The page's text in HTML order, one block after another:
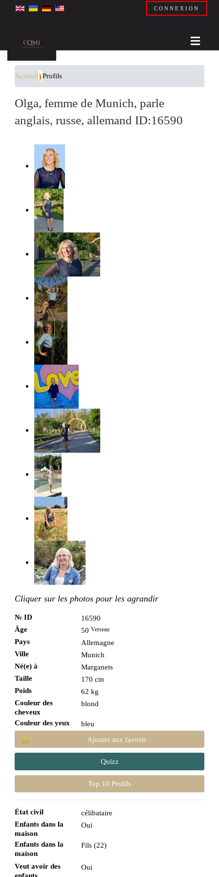
CONNEXION
Accueil Profils
Olga, femme de Munich, parle
anglais, russe, allemand ID:16590
Cliquer sur les photos pour les agrandir
№ ID
16590
Âge
50 Verseau
Pays
Allemagne
Ville
Munich
Né(e) à
Marganets
Taille
170 cm
Poids
62 kg
Couleur des
cheveux
blond
Couleur des yeux
bleu
Ajouter aux favoris
Quizz
Top 10 Profils
État civil
célibataire
Enfants dans la
maison
Oui
Enfants dans la
maison
Fils (22)
Veut avoir des
Oui